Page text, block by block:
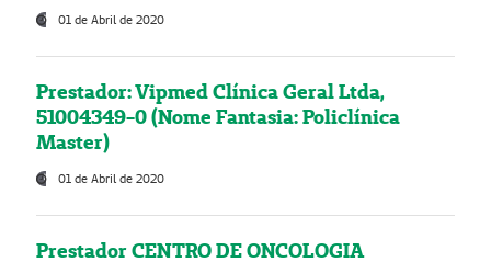
01 de Abril de 2020
Prestador: Vipmed Clínica Geral Ltda,
51004349-0 (Nome Fantasia: Policlínica
Master)
01 de Abril de 2020
Prestador CENTRO DE ONCOLOGIA